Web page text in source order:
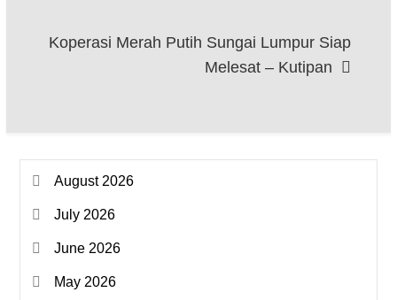
Koperasi Merah Putih Sungai Lumpur Siap
Melesat – Kutipan
August 2026
July 2026
June 2026
May 2026